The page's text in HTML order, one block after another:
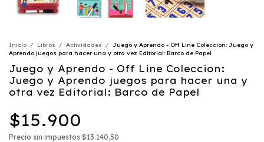
Inicio / Libros / Actividades / Juego y Aprendo - Off Line Coleccion: Juego y
Aprendo juegos para hacer una y otra vez Editorial: Barco de Papel
Juego y Aprendo - Off Line Coleccion:
Juego y Aprendo juegos para hacer una y
otra vez Editorial: Barco de Papel
$15.900
Precio sin impuestos $13.140,50